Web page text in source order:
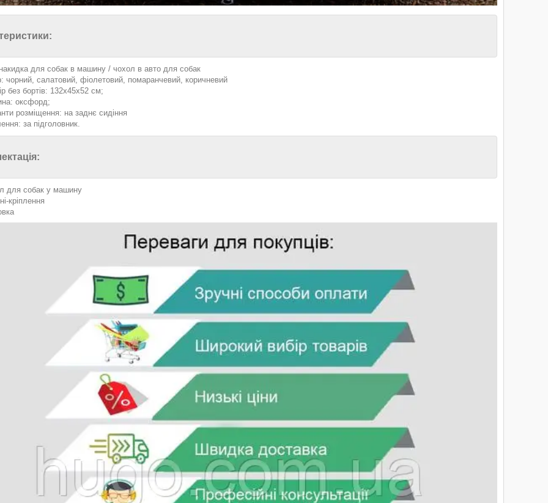
для собак в машину / чохол в авто для собак
чорний, салатовий, фіолетовий, помаранчевий, коричневий
без бортів: 132х45х52 см;
оксфорд;
розміщення: на заднє сидіння
за підголовник.
для собак у машину
кріплення